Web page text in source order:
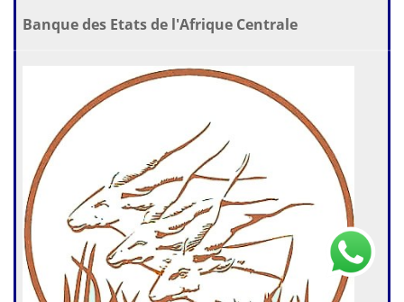
Banque des Etats de l'Afrique Centrale